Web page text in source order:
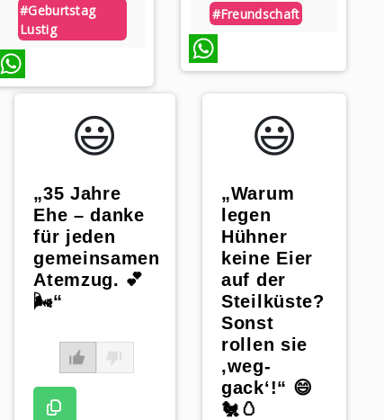
#geburtstag
Lustig
WhatsApp
#freundschaft
😃️
„35 Jahre
Ehe – danke
für jeden
gemeinsamen
Atemzug. 💕
🌬️“
😃️
„Warum
legen
Hühner
keine Eier
auf der
Steilküste?
Sonst
rollen sie
‚weg-
gack‘!“ 😄
🐔🥚